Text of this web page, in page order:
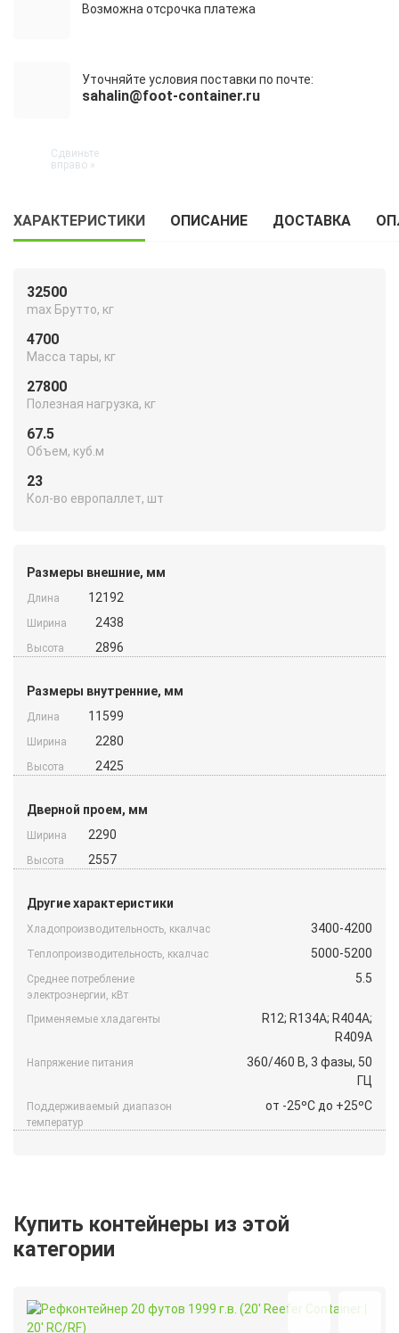
Возможна отсрочка платежа
Уточняйте условия поставки по почте:
sahalin@foot-container.ru
ХАРАКТЕРИСТИКИ ОПИСАНИЕ ДОСТАВКА
32500
max Брутто, кг
4700
Масса тары, кг
27800
Полезная нагрузка, кг
67.5
Объем, куб.м
23
Кол-во европаллет, шт
Размеры внешние, мм
Длина 12192
Ширина 2438
Высота 2896
Размеры внутренние, мм
Длина 11599
Ширина 2280
Высота 2425
Дверной проем, мм
Ширина 2290
Высота 2557
Другие характеристики
Хладопроизводительность, ккалчас 3400-4200
Теплопроизводительность, ккалчас 5000-5200
Среднее потребление
электроэнергии, кВт
5.5
Применяемые хладагенты
R12; R134A; R404A;
R409A
Напряжение питания
360/460 B, 3 фазы, 50
ГЦ
Поддерживаемый диапазон
температур
от -25ºС до +25ºС
Купить контейнеры из этой
категории